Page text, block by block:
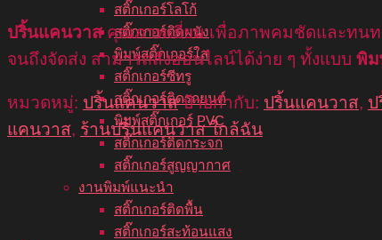
สติ๊กเกอร์โลโก้
สติ๊กเกอร์ติดผนัง
พิมพ์สติ๊กเกอร์ใส
สติ๊กเกอร์ซีทรู
สติ๊กเกอร์ติดรถยนต์
พิมพ์สติ๊กเกอร์ PVC
สติ๊กเกอร์ติดกระจก
สติ๊กเกอร์สูญญากาศ
งานพิมพ์แนะนำ
สติ๊กเกอร์ติดพื้น
สติ๊กเกอร์สะท้อนแสง
ปริ้นแคนวาสคุณภาพเยี่ยม เพื่อภาพคมชัดและทนท
จนถึงจัดส่ง สามารถสั่งออนไลน์ได้ง่าย ๆ ทั้งแบบ พิม
หมวดหมู่: ปริ้นแคนวาส ป้ายกำกับ: ปริ้นแคนวาส, ป
แคนวาส, ร้านปริ้นแคนวาส ใกล้ฉัน